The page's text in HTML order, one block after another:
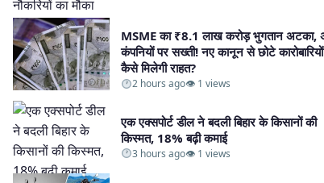
MSME का ₹8.1 लाख करोड़ भुगतान अटका,
कंपनियों पर सख्ती! नए कानून से छोटे
कैसे मिलेगी राहत?​
2 hours ago👁 1 views
एक एक्सपोर्ट डील ने बदली बिहार के किसानों की
किस्मत, 18% बढ़ी कमाई​
3 hours ago👁 1 views